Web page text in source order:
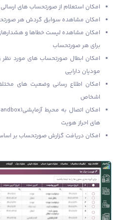
امکان استعلام از صورتحساب های
امکان مشاهده سوابق گردش هر
امکان مشاهده لیست خطاها و
برای هر صورتحساب
امکان ابطال صورتحساب های مورد نظر
مودیان دارایی
امکان اطلاع رسانی وضعیت های
اشخاص
های احراز هویت
امکان دریافت گزارش صورتحساب بر